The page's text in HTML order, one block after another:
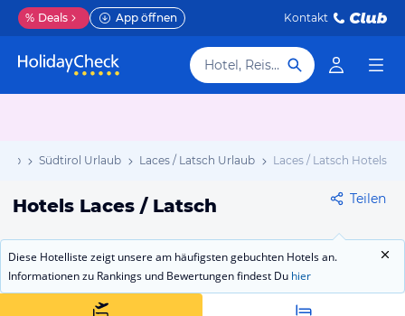
% Deals App öffnen Kontakt
Hotel, Reiseziel
Südtirol Urlaub Laces / Latsch Urlaub Laces / Latsch Hotels
Hotels Laces / Latsch Teilen
Diese Hotelliste zeigt unsere am häufigsten gebuchten Hotels an.
Informationen zu Rankings und Bewertungen findest Du hier